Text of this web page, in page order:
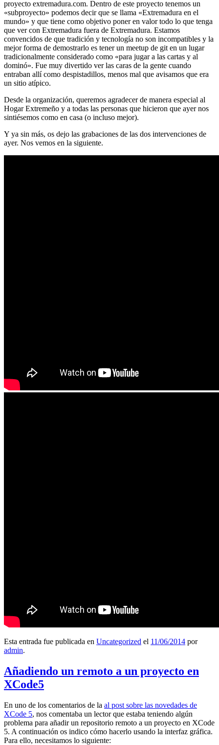
proyecto extremadura.com. Dentro de este proyecto tenemos un
«subproyecto» podemos decir que se llama «Extremadura en el
mundo» y que tiene como objetivo poner en valor todo lo que tenga
que ver con Extremadura fuera de Extremadura. Estamos
convencidos de que tradición y tecnología no son incompatibles y la
mejor forma de demostrarlo es tener un meetup de git en un lugar
tradicionalmente considerado como «para jugar a las cartas y al
dominó». Fue muy divertido ver las caras de la gente cuando
entraban allí como despistadillos, menos mal que avisamos que era
un sitio atípico.
Desde la organización, queremos agradecer de manera especial al
Hogar Extremeño y a todas las personas que hicieron que ayer nos
sintiésemos como en casa (o incluso mejor).
Y ya sin más, os dejo las grabaciones de las dos intervenciones de
ayer. Nos vemos en la siguiente.
Esta entrada fue publicada en Uncategorized el 11/06/2014 por
admin.
Añadiendo un remoto a un proyecto en
XCode5
En uno de los comentarios de la al post sobre las novedades de
XCode 5, nos comentaba un lector que estaba teniendo algún
problema para añadir un repositorio remoto a un proyecto en XCode
5. A continuación os indico cómo hacerlo usando la interfaz gráfica.
Para ello, necesitamos lo siguiente: